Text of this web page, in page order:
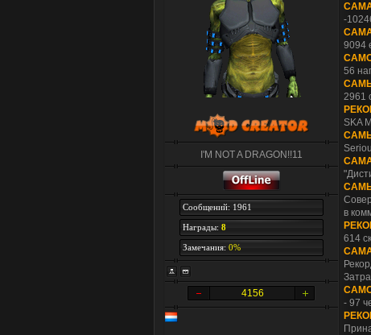
I'M NOT A DRAGON!!11
Сообщений: 1961
Награды: 8
Замечания: 0%
4156
-
9094
56
2961
SKA
в
614
- 97